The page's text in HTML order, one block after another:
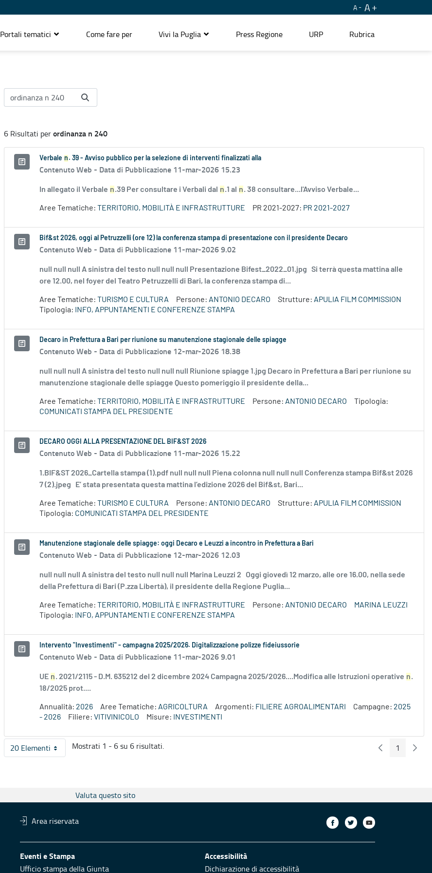
A A
Portali tematici Come fare per Vivi la Puglia Press Regione URP Rubrica
6 Risultati perordinanza n 240
Verbale n . 39 - Avviso pubblico per la selezione di interventi finalizzati alla
Contenuto Web - Data di Pubblicazione 11-mar-2026 15.23
In allegato il Verbale n.39 Per consultare i Verbali dal n.1 al n. 38 consultare...l'Avviso Verbale...
Aree Tematiche: TERRITORIO, MOBILITÀ E INFRASTRUTTURE PR 2021-2027: PR 2021-2027
Bif&st 2026, oggi al Petruzzelli (ore 12) la conferenza stampa di presentazione con il presidente Decaro
Contenuto Web - Data di Pubblicazione 11-mar-2026 9.02
null null null A sinistra del testo null null null Presentazione Bifest_2022_01.jpg Si terrà questa mattina alle
ore 12.00, nel foyer del Teatro Petruzzelli di Bari, la conferenza stampa di...
Aree Tematiche: TURISMO E CULTURA Persone: ANTONIO DECARO Strutture: APULIA FILM COMMISSION
Tipologia:
INFO, APPUNTAMENTI E CONFERENZE STAMPA
Decaro in Prefettura a Bari per riunione su manutenzione stagionale delle spiagge
Contenuto Web - Data di Pubblicazione 12-mar-2026 18.38
null null null A sinistra del testo null null null Riunione spiagge 1.jpg Decaro in Prefettura a Bari per riunione su
manutenzione stagionale delle spiagge Questo pomeriggio il presidente della...
Aree Tematiche: TERRITORIO, MOBILITÀ E INFRASTRUTTURE Persone: ANTONIO DECARO
Tipologia:
COMUNICATI STAMPA DEL PRESIDENTE
DECARO OGGI ALLA PRESENTAZIONE DEL BIF&ST 2026
Contenuto Web - Data di Pubblicazione 11-mar-2026 15.22
1.BIF&ST 2026_Cartella stampa (1).pdf null null null Piena colonna null null null Conferenza stampa Bif&st 2026
7 (2).jpeg E’ stata presentata questa mattina l’edizione 2026 del Bif&st, Bari...
Aree Tematiche: TURISMO E CULTURA Persone: ANTONIO DECARO Strutture: APULIA FILM COMMISSION
Tipologia: COMUNICATI STAMPA DEL PRESIDENTE
Manutenzione stagionale delle spiagge: oggi Decaro e Leuzzi a incontro in Prefettura a Bari
Contenuto Web - Data di Pubblicazione 12-mar-2026 12.03
null null null A sinistra del testo null null null Marina Leuzzi 2 Oggi giovedì 12 marzo, alle ore 16.00, nella sede
della Prefettura di Bari (P.zza Libertà), il presidente della Regione Puglia...
Aree Tematiche: TERRITORIO, MOBILITÀ E INFRASTRUTTURE Persone: ANTONIO DECARO
MARINA LEUZZI
Tipologia:
INFO, APPUNTAMENTI E CONFERENZE STAMPA
Intervento "Investimenti" - campagna 2025/2026. Digitalizzazione polizze fideiussorie
Contenuto Web - Data di Pubblicazione 11-mar-2026 9.01
UE n. 2021/2115 - D.M. 635212 del 2 dicembre 2024 Campagna 2025/2026....Modifica alle Istruzioni operative n.
18/2025 prot....
Annualità: 2026 Aree Tematiche: AGRICOLTURA Argomenti: FILIERE AGROALIMENTARI Campagne: 2025
- 2026
Filiere: VITIVINICOLO Misure: INVESTIMENTI
20 ElementiPer pagina
Mostrati 1 - 6 su 6 risultati. PaginaPagina
1
Valuta questo sito
Area riservata
Eventi e Stampa
Ufficio stampa della Giunta
Accessibilità
Dichiarazione di accessibilità